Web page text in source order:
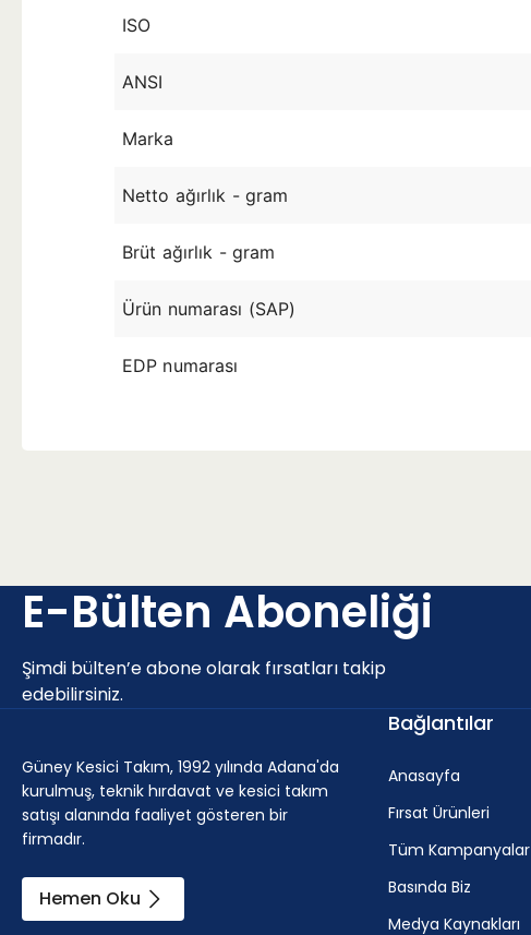
ISO
ANSI
Marka
Netto ağırlık - gram
Brüt ağırlık - gram
Ürün numarası (SAP)
EDP numarası
E-Bülten Aboneliği
Şimdi bülten’e abone olarak fırsatları takip
edebilirsiniz.
Güney Kesici Takım, 1992 yılında Adana'da
kurulmuş, teknik hırdavat ve kesici takım
satışı alanında faaliyet gösteren bir
firmadır.
Hemen Oku
Bağlantılar
Anasayfa
Fırsat Ürünleri
Tüm Kampanyalar
Basında Biz
Medya Kaynakları